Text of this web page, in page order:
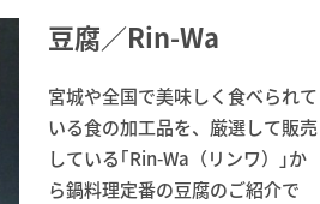
豆腐／Rin-Wa
宮城や全国で美味しく食べられて
いる食の加工品を、厳選して販売
している｢Rin-Wa（リンワ）｣か
ら鍋料理定番の豆腐のご紹介で